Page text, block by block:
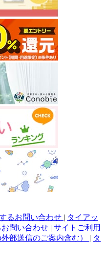
るお問い合わせ | タイアッ
問い合わせ | サイトご利用
部送信のご案内含む） | タ